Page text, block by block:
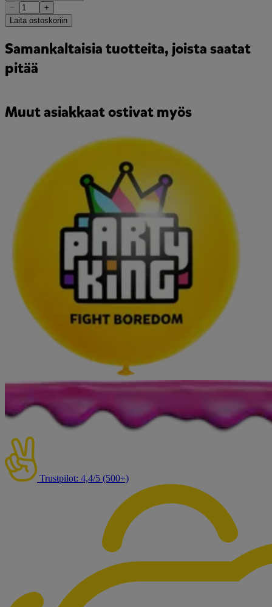
−
+
Laita ostoskoriin
Samankaltaisia tuotteita, joista saatat
pitää
Muut asiakkaat ostivat myös
Trustpilot: 4,4/5 (500+)